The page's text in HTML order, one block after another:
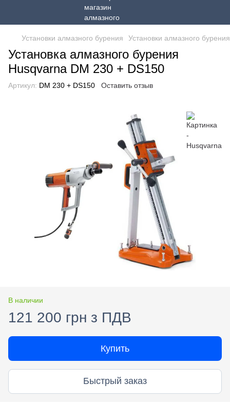
Установки алмазного бурения Установки алмазного
Установка алмазного бурения
Husqvarna DM 230 + DS150
Артикул: DM 230 + DS150 Оставить отзыв
В наличии
121 200 грн з ПДВ
Купить
Быстрый заказ